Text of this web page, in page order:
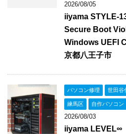
2026/08/05
iiyama STYLE-
Secure Boot
Windows UEFI
京都八王子市
パソコン修理 世田谷
練馬区 自作パソコン
2026/08/03
iiyama LEVEL∞